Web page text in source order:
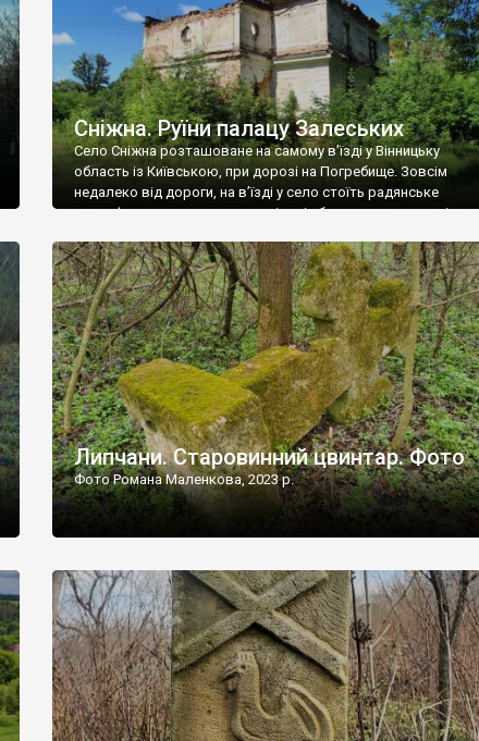
роках Болган […]
Сніжна. Руїни палацу Залеських
Село Сніжна розташоване на самому в’їзді у Вінницьку
область із Київською, при дорозі на Погребище. Зовсім
недалеко від дороги, на в’їзді у село стоїть радянське
рельєфне пано, яке показує жінку і яблуню, а трохи далі,
дороги їх не видно, але видно дві стареньких колії у траві –
[…]
Липчани. Старовинний цвинтар. Фото
Фото Романа Маленкова, 2023 р.